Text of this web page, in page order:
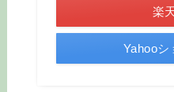
楽
Yahooシ